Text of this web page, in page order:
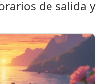
de salida y